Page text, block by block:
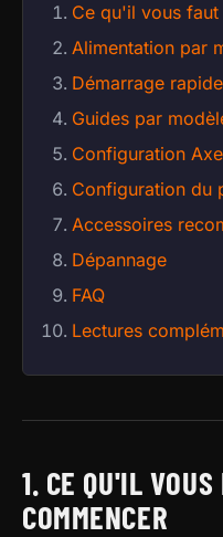
Ce qu'il vous
Alimentation par
Démarrage
Guides par
Configuration
Configuration du
Accessoires
Dépannage
FAQ
Lectures
1. CE QU'IL
COMMENCER